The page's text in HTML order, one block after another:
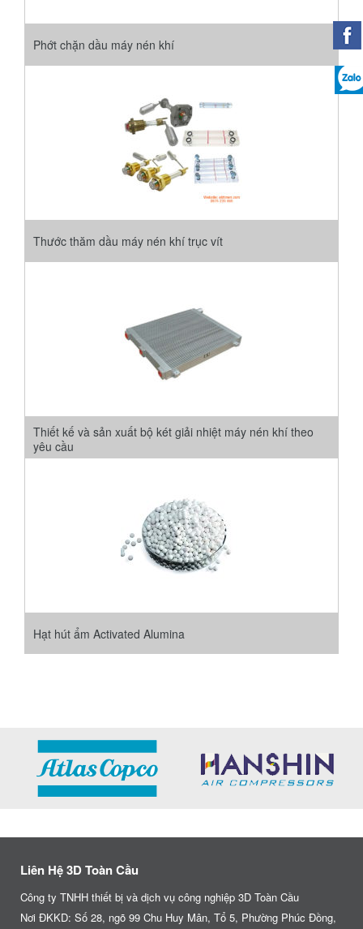
Phớt chặn dầu máy nén khí
Thước thăm dầu máy nén khí trục vít
Thiết kế và sản xuất bộ két giải nhiệt máy nén khí theo
yêu cầu
Hạt hút ẩm Activated Alumina
Liên Hệ 3D Toàn Cầu
Công ty TNHH thiết bị và dịch vụ công nghiệp 3D Toàn Cầu
Nơi ĐKKD: Số 28, ngõ 99 Chu Huy Mân, Tổ 5, Phường Phúc Đồng,